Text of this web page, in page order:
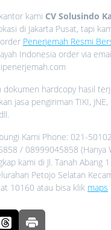
kami CV Solusindo
di Jakarta Pusat, tapi
Penerjemah Resmi
Indonesia order via
dokumen hardcopy hasil
jasa pengiriman TIKI, JNE,
Kami Phone: 021-
/ 08999045858 (Hanya
kami di Jl. Tanah Abang
Petojo Selatan
10160 atau bisa klik maps